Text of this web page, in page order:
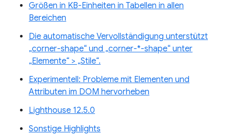
Größen in KB-Einheiten in Tabellen in allen
Bereichen
Die automatische Vervollständigung unterstützt
„corner-shape“ und „corner-*-shape“ unter
„Elemente“ > „Stile“.
Experimentell: Probleme mit Elementen und
Attributen im DOM hervorheben
Lighthouse 12.5.0
Sonstige Highlights